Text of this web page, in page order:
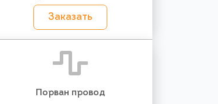
Заказать
Порван провод